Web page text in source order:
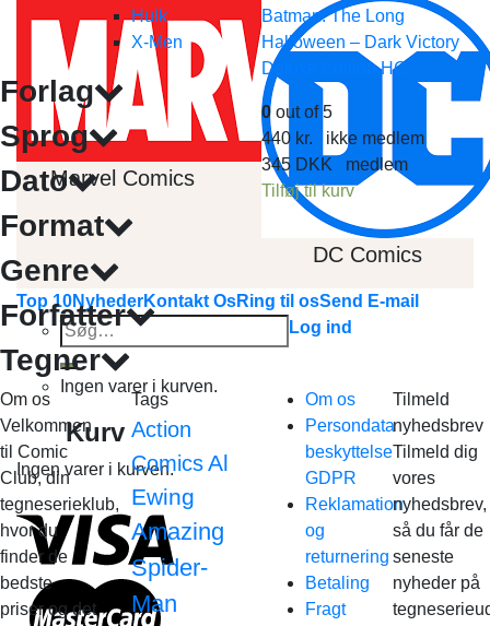
Marvel Comics
DC Comics
Top 10NyhederKontakt OsRing til osSend E-mail
Søg
efter:
Log ind
Ingen varer i kurven.
Kurv
Ingen varer i kurven.
Hulk
X-Men
Forlag
Sprog
Dato
Format
Genre
Forfatter
Tegner
Batman: The Long
Halloween – Dark Victory
Deluxe Edition HC
0 out of 5
440 kr. ikke medlem
345 DKK medlem
Tilføj til kurv
Om os
Velkommen
til Comic
Club, din
tegneserieklub,
hvor du
finder de
bedste
priser og det
Tags
Action
Comics Al
Ewing
Amazing
Spider-
Man
Om os
Persondata
beskyttelse
GDPR
Reklamation
og
returnering
Betaling
Fragt
Tilmeld
nyhedsbrev
Tilmeld dig
vores
nyhedsbrev,
så du får de
seneste
nyheder på